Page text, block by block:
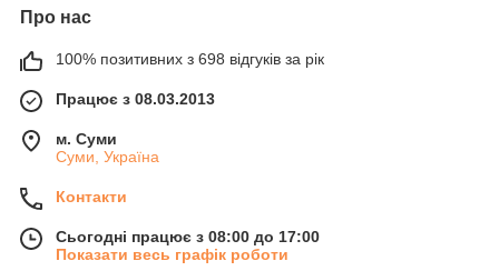
Про нас
100% позитивних з 698 відгуків за рік
Працює з 08.03.2013
м. Суми
Суми, Україна
Контакти
Сьогодні працює з 08:00 до 17:00
Показати весь графік роботи